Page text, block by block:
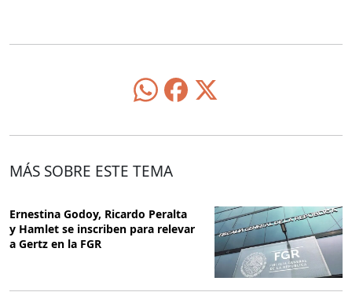
MÁS SOBRE ESTE TEMA
Ernestina Godoy, Ricardo Peralta
y Hamlet se inscriben para relevar
a Gertz en la FGR